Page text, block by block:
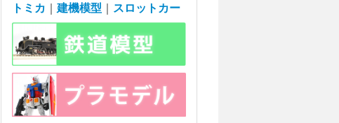
トミカ 建機模型 スロットカー